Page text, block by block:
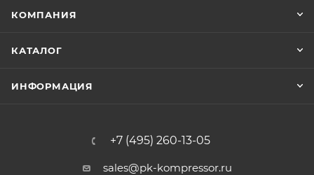
КОМПАНИЯ
КАТАЛОГ
ИНФОРМАЦИЯ
+7 (495) 260-13-05
sales@pk-kompressor.ru